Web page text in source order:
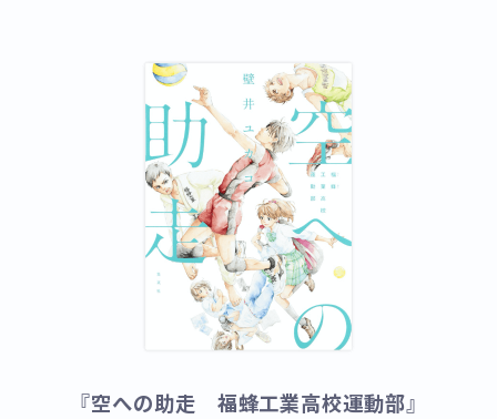
『空への助走 福蜂工業高校運動部』